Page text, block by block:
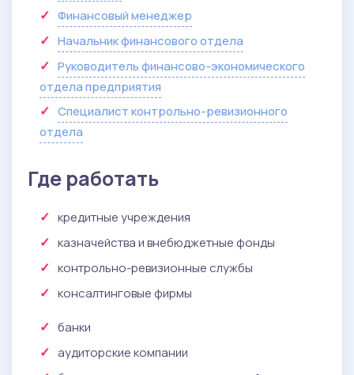
Финансовый менеджер
Начальник финансового отдела
Руководитель финансово-экономического
отдела предприятия
Специалист контрольно-ревизионного
отдела
Где работать
кредитные учреждения
казначейства и внебюджетные фонды
контрольно-ревизионные службы
консалтинговые фирмы
банки
аудиторские компании